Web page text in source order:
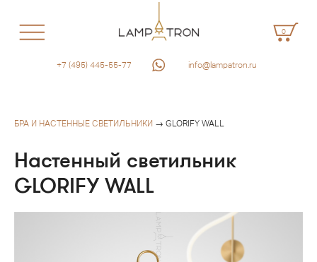
0
+7 (495) 445-55-77 info@lampatron.ru
БРА И НАСТЕННЫЕ СВЕТИЛЬНИКИ → GLORIFY WALL
Настенный светильник
GLORIFY WALL